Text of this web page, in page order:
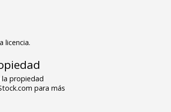
licencia.
la propiedad
para más